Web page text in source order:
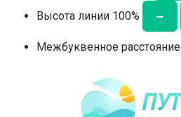
Высота линии 100%
Межбуквенное расстояние